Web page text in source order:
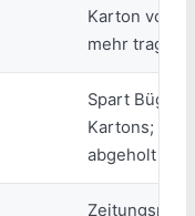
Karton voller
mehr tragbar
Spart
Kartons;
abgeholt